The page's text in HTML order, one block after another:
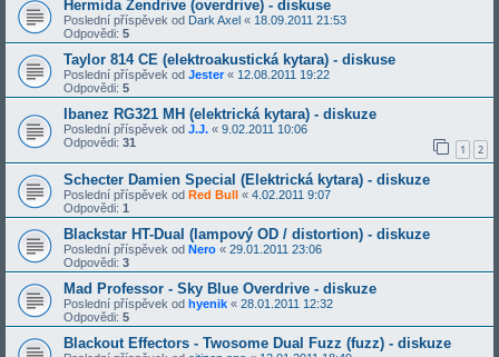
Hermida Zendrive (overdrive) - diskuse
Poslední příspěvek od Dark Axel « 18.09.2011 21:53
Odpovědi: 5
Taylor 814 CE (elektroakustická kytara) - diskuse
Poslední příspěvek od Jester« 12.08.2011 19:22
Odpovědi: 5
Ibanez RG321 MH (elektrická kytara) - diskuze
Poslední příspěvek od J.J. « 9.02.2011 10:06
Odpovědi: 31 1 2
Schecter Damien Special (Elektrická kytara) - diskuze
Poslední příspěvek od Red Bull « 4.02.2011 9:07
Odpovědi: 1
Blackstar HT-Dual (lampový OD / distortion) - diskuze
Poslední příspěvek od Nero « 29.01.2011 23:06
Odpovědi: 3
Mad Professor - Sky Blue Overdrive - diskuze
Poslední příspěvek od hyenik « 28.01.2011 12:32
Odpovědi: 5
Blackout Effectors - Twosome Dual Fuzz (fuzz) - diskuze